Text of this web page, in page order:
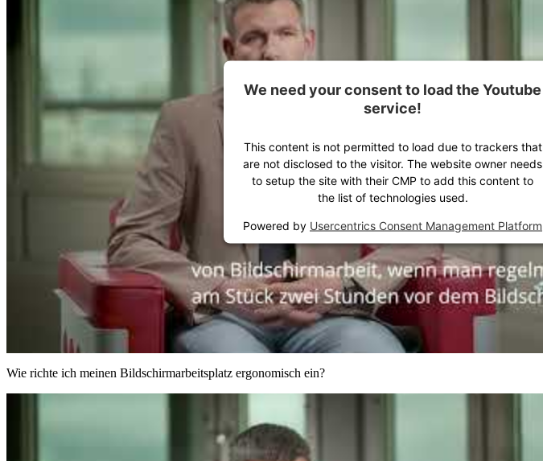
We need your consent to load the Youtube
service!
This content is not permitted to load due to trackers that
are not disclosed to the visitor. The website owner needs
to setup the site with their CMP to add this content to
the list of technologies used.
Powered by Usercentrics Consent Management Platform
Wie richte ich meinen Bildschirmarbeitsplatz ergonomisch ein?